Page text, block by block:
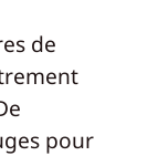
de
pour